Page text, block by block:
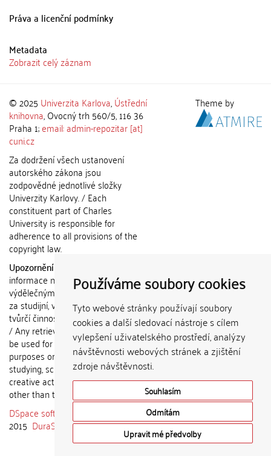
Používáme soubory cookies
Tyto webové stránky používají soubory
cookies a další sledovací nástroje s cílem
vylepšení uživatelského prostředí, analýzy
návštěvnosti webových stránek a zjištění
zdroje návštěvnosti.
Souhlasím
Odmítám
Upravit mé předvolby
Práva a licenční podmínky
Metadata
Zobrazit celý záznam
© 2025 Univerzita Karlova,Ústřední
knihovna, Ovocný trh 560/5, 116 36
Praha 1;email: admin-repozitar [at]
cuni.cz
Za dodržení všech ustanovení
autorského zákona jsou
zodpovědné jednotlivé složky
Univerzity Karlovy. / Each
constituent part of Charles
University is responsible for
adherence to all provisions of the
copyright law.
Upozornění / Notice:
informace nemohou být použity k
výdělečným účelům nebo vydávány
za studijní, vědeckou nebo jinou
tvůrčí činnost jiné osoby než autora.
/ Any retrieved information shall not
be used for any commercial
purposes or claimed as results of
studying, scientific or any other
creative activities of any person
other than the author.
DSpace software
copyright © 2002-
2015 DuraSpace
Theme by